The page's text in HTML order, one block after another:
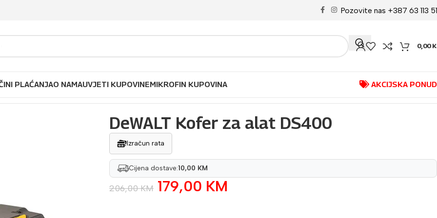
Pozovite nas +387 63 113
0,00
PLAĆANJAO NAMAUVJETI KUPOVINEMIKROFIN KUPOVINA AKCIJSKA
DeWALT Kofer za alat DS400
Izračun rata
Cijena dostave:10,00 KM
206,00KM 179,00 KM